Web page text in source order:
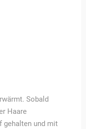
Sobald
Haare
gehalten und mit